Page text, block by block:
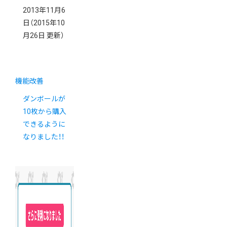
2013年11月6
日 （2015年10
月26日 更新）
機能改善
ダンボールが
10枚から購入
できるように
なりました！！